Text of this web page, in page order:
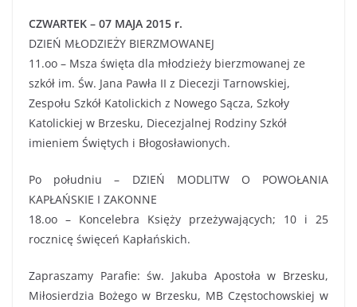
CZWARTEK – 07 MAJA 2015 r.
DZIEŃ MŁODZIEŻY BIERZMOWANEJ
11.oo – Msza święta dla młodzieży bierzmowanej ze
szkół im. Św. Jana Pawła II z Diecezji Tarnowskiej,
Zespołu Szkół Katolickich z Nowego Sącza, Szkoły
Katolickiej w Brzesku, Diecezjalnej Rodziny Szkół
imieniem Świętych i Błogosławionych.
Po południu – DZIEŃ MODLITW O POWOŁANIA
KAPŁAŃSKIE I ZAKONNE
18.oo – Koncelebra Księży przeżywających; 10 i 25
rocznicę święceń Kapłańskich.
Zapraszamy Parafie: św. Jakuba Apostoła w Brzesku,
Miłosierdzia Bożego w Brzesku, MB Częstochowskiej w